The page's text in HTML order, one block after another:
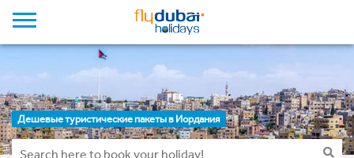
Дешевые туристические пакеты в Иордания